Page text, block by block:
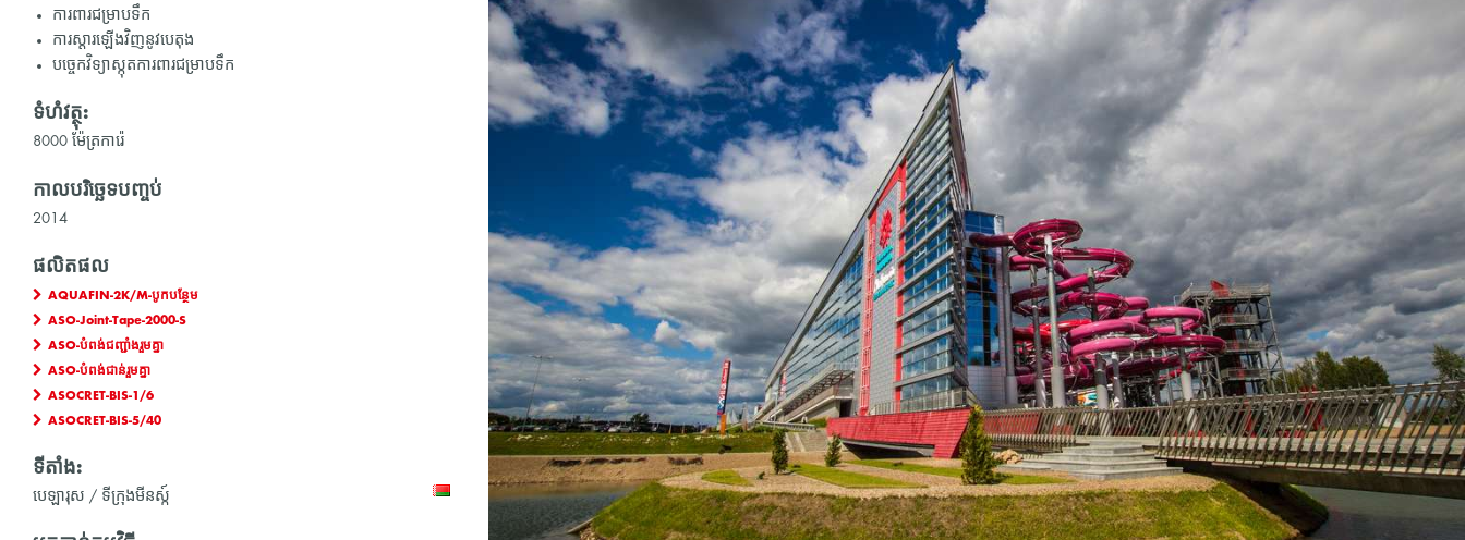
ការពារជម្រាបទឹក
ការស្ដារឡើងវិញនូវបេតុង
បច្ចេកវិទ្យាស្កុតការពារជម្រាបទឹក
ទំហំវត្ថុ:
8000 ម៉ែត្រការ៉េ
កាលបរិច្ឆេទបញ្ចប់
2014
ផលិតផល
AQUAFIN-2K/M-បូកបន្ថែម
ASO-Joint-Tape-2000-S
ASO-បំពង់ជញ្ជាំងរួមគ្នា
ASO-បំពង់ជាន់រួមគ្នា
ASOCRET-BIS-1/6
ASOCRET-BIS-5/40
ទីតាំង:
បេឡារុស / ទីក្រុងមីនស្ក៍